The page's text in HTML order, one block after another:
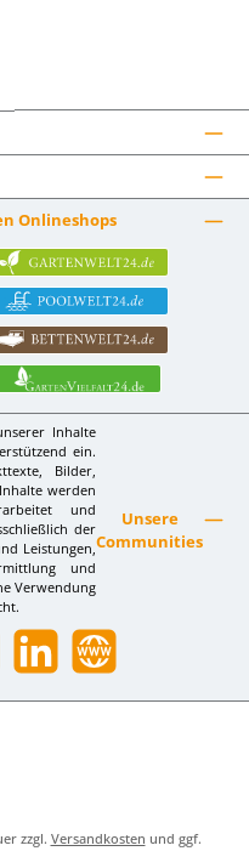
Onlineshops
Inhalte
ein.
Bilder,
werden
und
der
Leistungen,
und
Verwendung
Unsere
Communities
LinkedIn Website
zzgl. Versandkosten und ggf.